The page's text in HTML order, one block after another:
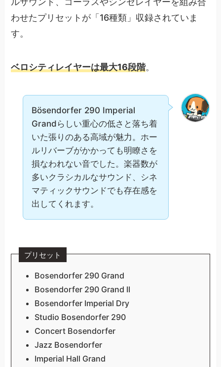
わせたプリセットが「16種類」収録されていま
す。
ベロシティレイヤーは最大16段階。
Bösendorfer 290 Imperial
Grandらしい重心の低さと落ち着
いた張りのある高域が魅力。ホー
ルリバーブがかかっても明瞭さを
損なわれない音でした。楽器数が
多いクラシカルなサウンド、シネ
マティックサウンドでも存在感を
出してくれます。
プリセット
Bosendorfer 290 Grand
Bosendorfer 290 Grand II
Bosendorfer Imperial Dry
Studio Bosendorfer 290
Concert Bosendorfer
Jazz Bosendorfer
Imperial Hall Grand